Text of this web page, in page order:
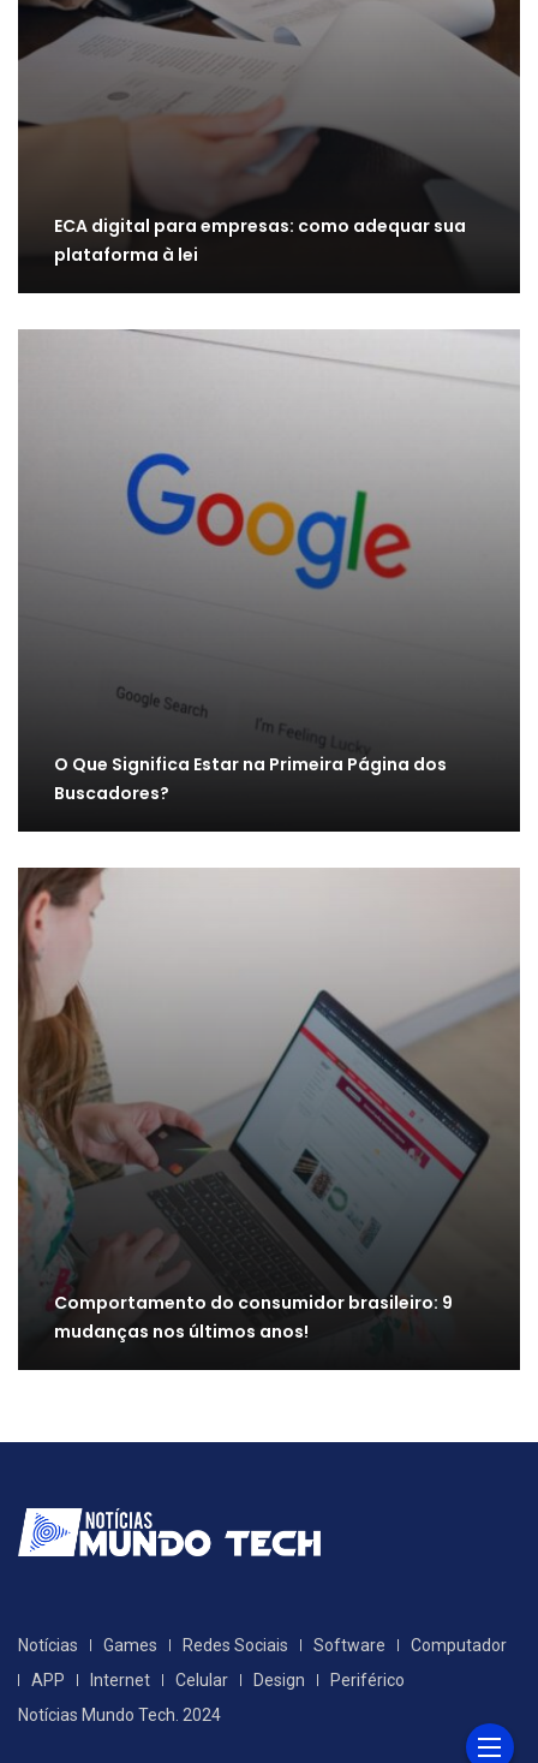
ECA digital para empresas: como adequar sua
plataforma à lei
O Que Significa Estar na Primeira Página dos
Buscadores?
Comportamento do consumidor brasileiro: 9
mudanças nos últimos anos!
Notícias Games Redes Sociais Software
Computador
APP
Internet Celular Design
Periférico
Notícias Mundo Tech. 2024